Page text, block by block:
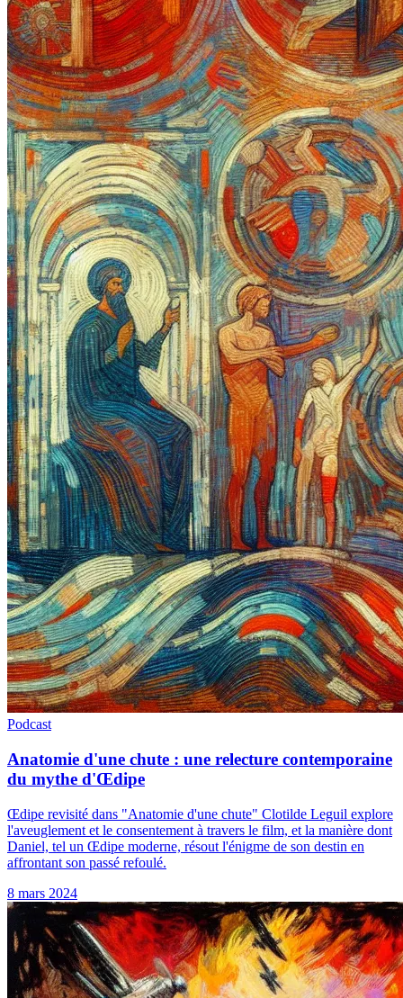
Podcast
Anatomie d'une chute : une relecture contemporaine
du mythe d'Œdipe
Œdipe revisité dans "Anatomie d'une chute" Clotilde Leguil explore
l'aveuglement et le consentement à travers le film, et la manière dont
Daniel, tel un Œdipe moderne, résout l'énigme de son destin en
affrontant son passé refoulé.
8 mars 2024